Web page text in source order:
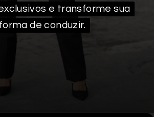
e transforme sua
forma de conduzir.
e transforme sua
forma de conduzir.